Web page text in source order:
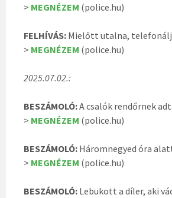
> MEGNÉZEM (police.hu)
FELHÍVÁS: Mielőtt utalna,
> MEGNÉZEM (police.hu)
2025.07.02.:
BESZÁMOLÓ:A csalók rendőrnek
> MEGNÉZEM (police.hu)
BESZÁMOLÓ: Háromnegyed óra
> MEGNÉZEM (police.hu)
BESZÁMOLÓ: Lebukott a díler, aki